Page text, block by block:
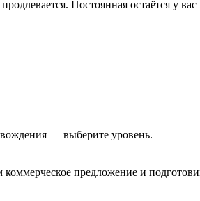
Постоянная остаётся у
— выберите уровень.
предложение и